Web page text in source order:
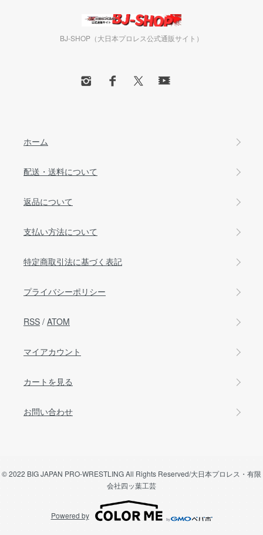
BJ-SHOP（大日本プロレス公式通販サイト）
ホーム
配送・送料について
返品について
支払い方法について
特定商取引法に基づく表記
プライバシーポリシー
RSS / ATOM
マイアカウント
カートを見る
お問い合わせ
© 2022 BIG JAPAN PRO-WRESTLING All Rights Reserved/大日本プロレス・有限
会社四ッ葉工芸
Powered by